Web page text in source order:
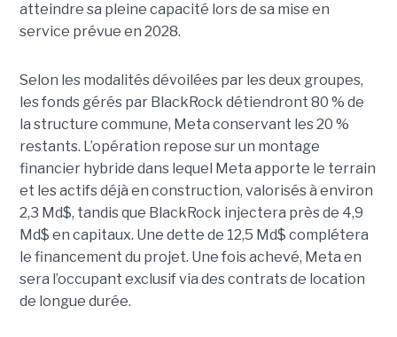
atteindre sa pleine capacité lors de sa mise en
service prévue en 2028.
Selon les modalités dévoilées par les deux groupes,
les fonds gérés par BlackRock détiendront 80 % de
la structure commune, Meta conservant les 20 %
restants. L’opération repose sur un montage
financier hybride dans lequel Meta apporte le terrain
et les actifs déjà en construction, valorisés à environ
2,3 Md$, tandis que BlackRock injectera près de 4,9
Md$ en capitaux. Une dette de 12,5 Md$ complétera
le financement du projet. Une fois achevé, Meta en
sera l’occupant exclusif via des contrats de location
de longue durée.